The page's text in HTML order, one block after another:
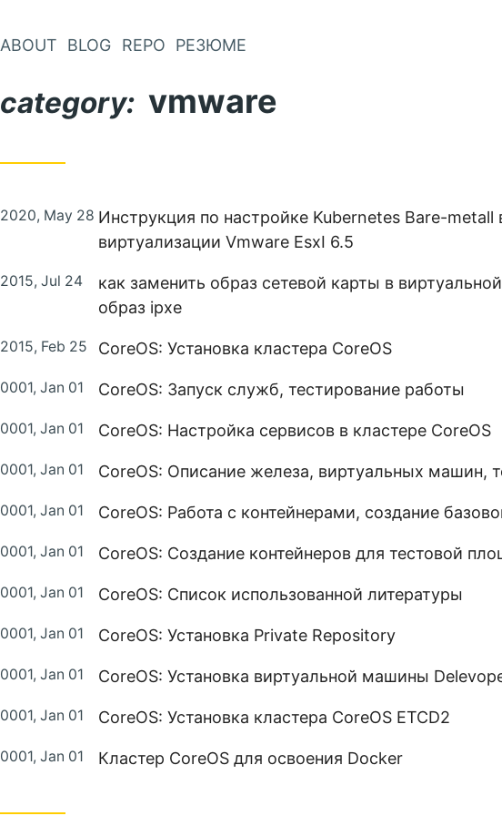
ABOUT BLOG REPO РЕЗЮМЕ
category: vmware
2020, May 28 Инструкция по настройке Kubernetes Bare-metall
виртуализации Vmware EsxI 6.5
2015, Jul 24
как заменить образ сетевой карты в
образ ipxe
2015, Feb 25 CoreOS: Установка кластера CoreOS
0001, Jan 01 CoreOS: Запуск служб, тестирование работы
0001, Jan 01 CoreOS: Настройка сервисов в кластере CoreOS
0001, Jan 01 CoreOS: Описание железа, виртуальных машин,
0001, Jan 01 CoreOS: Работа с контейнерами, создание
0001, Jan 01 CoreOS: Создание контейнеров для тестовой
0001, Jan 01 CoreOS: Список использованной литературы
0001, Jan 01 CoreOS: Установка Private Repository
0001, Jan 01 CoreOS: Установка виртуальной машины
0001, Jan 01 CoreOS: Установка кластера CoreOS ETCD2
0001, Jan 01 Кластер CoreOS для освоения Docker